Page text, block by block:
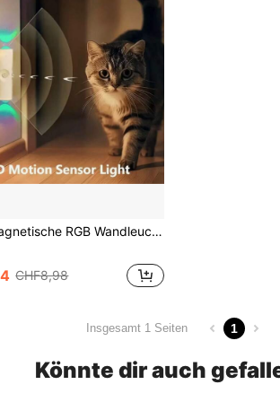
USB aufladbare Atmosphäre Nachtlicht, kabellose Wandlampe zum Aufkleben, hohe Helligkeit, Bewegungssensor, 7 farbwechselnde Modi, geeignet für Zuhause, Schlafzimmer, Gaming Dekoration
CHF8,98
Insgesamt 1 Seiten 1
Könnte dir auch